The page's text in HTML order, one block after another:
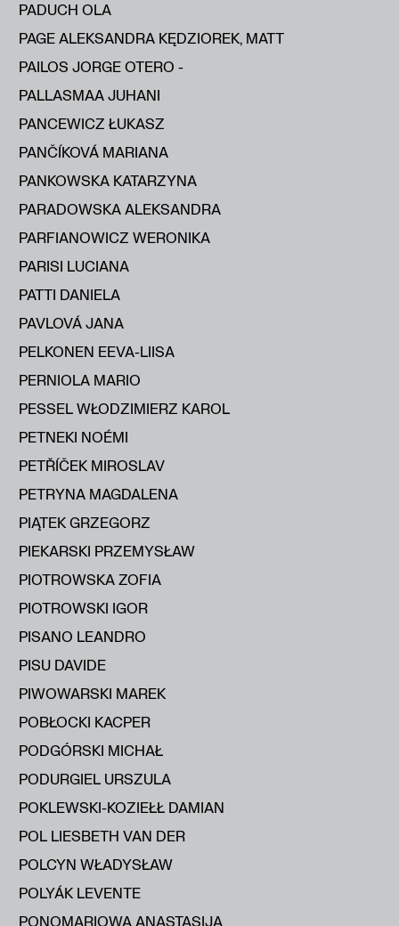
PADUCH OLA
PAGE ALEKSANDRA KĘDZIOREK, MATT
PAILOS JORGE OTERO -
PALLASMAA JUHANI
PANCEWICZ ŁUKASZ
PANČÍKOVÁ MARIANA
PANKOWSKA KATARZYNA
PARADOWSKA ALEKSANDRA
PARFIANOWICZ WERONIKA
PARISI LUCIANA
PATTI DANIELA
PAVLOVÁ JANA
PELKONEN EEVA-LIISA
PERNIOLA MARIO
PESSEL WŁODZIMIERZ KAROL
PETNEKI NOÉMI
PETŘÍČEK MIROSLAV
PETRYNA MAGDALENA
PIĄTEK GRZEGORZ
PIEKARSKI PRZEMYSŁAW
PIOTROWSKA ZOFIA
PIOTROWSKI IGOR
PISANO LEANDRO
PISU DAVIDE
PIWOWARSKI MAREK
POBŁOCKI KACPER
PODGÓRSKI MICHAŁ
PODURGIEL URSZULA
POKLEWSKI-KOZIEŁŁ DAMIAN
POL LIESBETH VAN DER
POLCYN WŁADYSŁAW
POLYÁK LEVENTE
PONOMARIOWA ANASTASIJA